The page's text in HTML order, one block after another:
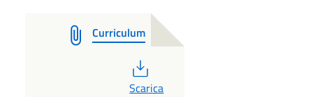
Curriculum
PDF
Scarica